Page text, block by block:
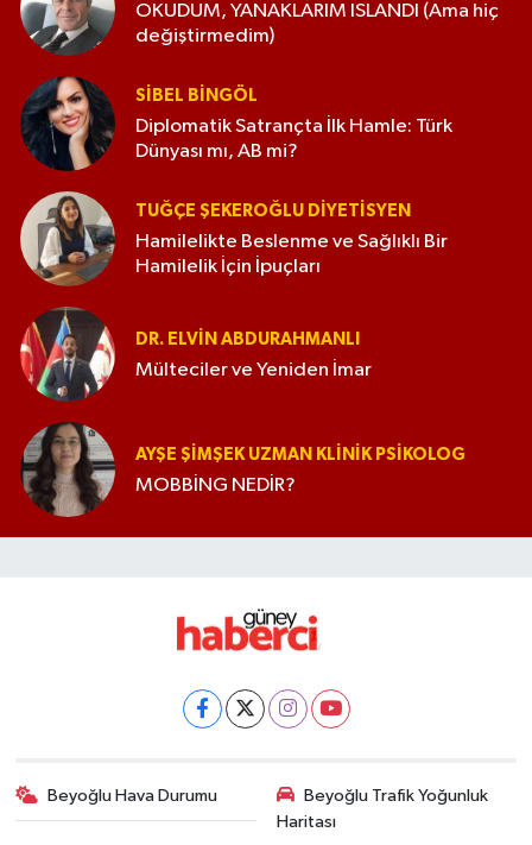
OKUDUM, YANAKLARIM ISLANDI (Ama hiç
değiştirmedim)
SIBEL BINGÖL
Diplomatik Satrançta İlk Hamle: Türk
Dünyası mı, AB mi?
TUĞÇE ŞEKEROĞLU DIYETISYEN
Hamilelikte Beslenme ve Sağlıklı Bir
Hamilelik İçin İpuçları
DR. ELVIN ABDURAHMANLI
Mülteciler ve Yeniden İmar
AYŞE ŞIMŞEK UZMAN KLINIK PSIKOLOG
MOBBİNG NEDİR?
Beyoğlu Hava Durumu
Beyoğlu Trafik Yoğunluk
Haritası